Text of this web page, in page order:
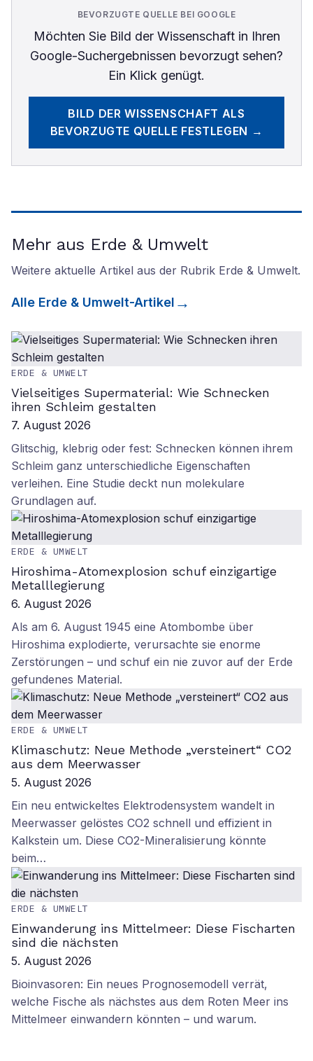
BEVORZUGTE QUELLE BEI GOOGLE
Möchten Sie Bild der Wissenschaftin Ihren
Google-Suchergebnissen bevorzugt sehen?
Ein Klick genügt.
BILD DER WISSENSCHAFT ALS
BEVORZUGTE QUELLE FESTLEGEN →
Mehr aus Erde & Umwelt
Weitere aktuelle Artikel aus der Rubrik Erde & Umwelt.
Alle Erde & Umwelt-Artikel
ERDE & UMWELT
Vielseitiges Supermaterial: Wie Schnecken
ihren Schleim gestalten
7. August 2026
Glitschig, klebrig oder fest: Schnecken können ihrem
Schleim ganz unterschiedliche Eigenschaften
verleihen. Eine Studie deckt nun molekulare
Grundlagen auf.
ERDE & UMWELT
Hiroshima-Atomexplosion schuf einzigartige
Metalllegierung
6. August 2026
Als am 6. August 1945 eine Atombombe über
Hiroshima explodierte, verursachte sie enorme
Zerstörungen – und schuf ein nie zuvor auf der Erde
gefundenes Material.
ERDE & UMWELT
Klimaschutz: Neue Methode „versteinert“ CO2
aus dem Meerwasser
5. August 2026
Ein neu entwickeltes Elektrodensystem wandelt in
Meerwasser gelöstes CO2 schnell und effizient in
Kalkstein um. Diese CO2-Mineralisierung könnte
beim…
ERDE & UMWELT
Einwanderung ins Mittelmeer: Diese Fischarten
sind die nächsten
5. August 2026
Bioinvasoren: Ein neues Prognosemodell verrät,
welche Fische als nächstes aus dem Roten Meer ins
Mittelmeer einwandern könnten – und warum.